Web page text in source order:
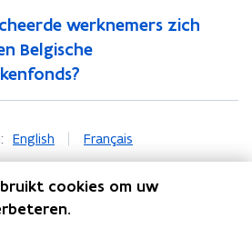
werknemers zich
Belgische
English
Français
cookies om uw